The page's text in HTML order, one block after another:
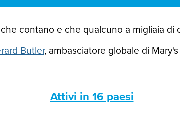
contano e che qualcuno a migliaia
Butler, ambasciatore globale di
Attivi in 16 paesi